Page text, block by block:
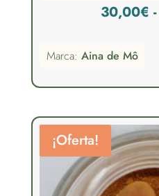
30,00€ -
Marca: Aina de Mô
¡Oferta!